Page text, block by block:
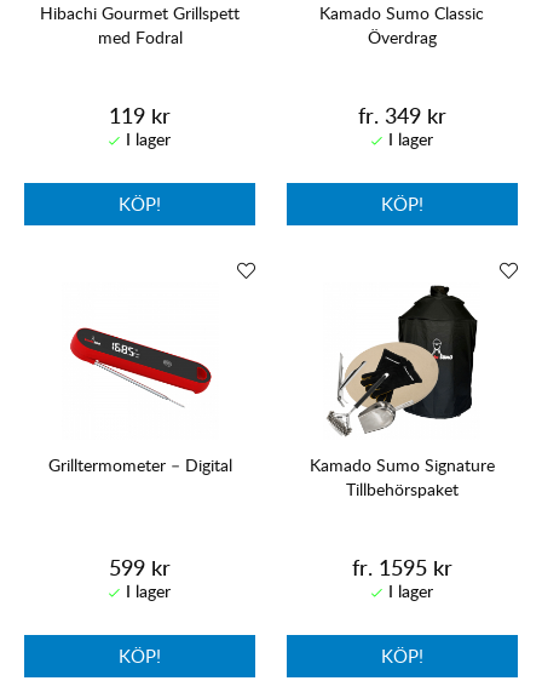
Hibachi Gourmet Grillspett
med Fodral
119 kr
KÖP!
Kamado Sumo Classic
Överdrag
fr. 349 kr
KÖP!
Grilltermometer – Digital
599 kr
KÖP!
Kamado Sumo Signature
Tillbehörspaket
fr. 1595 kr
KÖP!